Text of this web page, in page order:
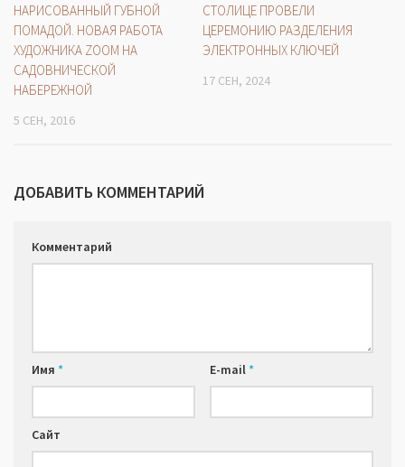
НАРИСОВАННЫЙ ГУБНОЙ
ПОМАДОЙ. НОВАЯ РАБОТА
ХУДОЖНИКА ZOOM НА
САДОВНИЧЕСКОЙ
НАБЕРЕЖНОЙ
5 СЕН, 2016
СТОЛИЦЕ ПРОВЕЛИ
ЦЕРЕМОНИЮ РАЗДЕЛЕНИЯ
ЭЛЕКТРОННЫХ КЛЮЧЕЙ
17 СЕН, 2024
ДОБАВИТЬ КОММЕНТАРИЙ
Комментарий
Имя * E-mail*
Сайт